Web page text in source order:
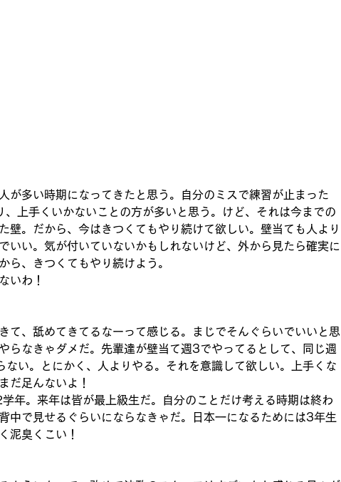
が多い時期になってきたと思う。自分のミスで練習が止まった
上手くいかないことの方が多いと思う。けど、それは今までの
壁。だから、今はきつくてもやり続けて欲しい。壁当ても人より
いい。気が付いていないかもしれないけど、外から見たら確実に
ら、きつくてもやり続けよう。
いわ！
て、舐めてきてるなーって感じる。まじでそんぐらいでいいと思
らなきゃダメだ。先輩達が壁当て週3でやってるとして、同じ週
ない。とにかく、人よりやる。それを意識して欲しい。上手くな
だ足んないよ！
年。来年は皆が最上級生だ。自分のことだけ考える時期は終わ
中で見せるぐらいにならなきゃだ。日本一になるためには3年生
泥臭くこい！